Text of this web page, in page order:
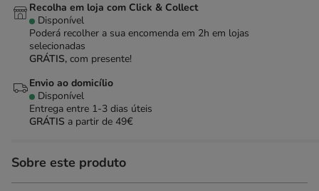
Recolha em loja com Click & Collect
Disponível
Poderá recolher a sua encomenda em 2h em lojas
selecionadas
GRÁTIS, com presente!
Envio ao domicílio
Disponível
Entrega entre 1-3 dias úteis
GRÁTIS a partir de 49€
Sobre este produto